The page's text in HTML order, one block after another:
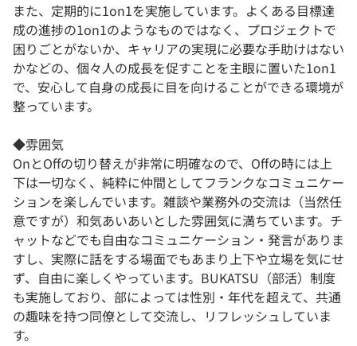
また、定期的に1on1を実施しています。よくある目標達
成の進捗の1on1のようなものではなく、プロジェクトで
困りごとがないか、キャリアの実現に必要な手助けはない
かなどの、個々人の成長を促すことを主眼に置いた1on1
で、安心して自身の成長に目を向けることができる環境が
整っています。
◆雰囲気
OnとOffの切り替えが非常に明確なので、Offの時には上
下は一切なく、純粋に仲間としてフランクなコミュニケー
ションを楽しんでいます。雑談や業務外の交流は（当然任
意ですが）和気あいあいとした雰囲気に満ちています。チ
ャットなどでも自由なコミュニケーション・発言がありま
すし、実際に話をする場面でもあまり上下や立場を気にせ
ず、自由に楽しくやっています。BUKATSU（部活）制度
も実施しており、部によっては性別・年代を超えて、共通
の趣味を持つ同僚として交流し、リフレッシュしていま
す。